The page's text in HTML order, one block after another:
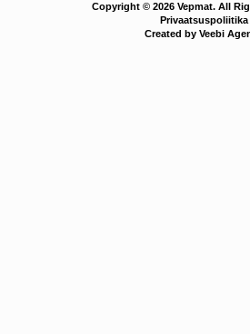
Copyright © 2026 Vepmat. All
Privaatsuspoliitika
Created by Veebi